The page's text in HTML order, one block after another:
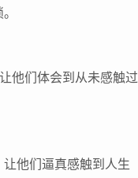
他们体会到从未感触过
他们逼真感触到人生